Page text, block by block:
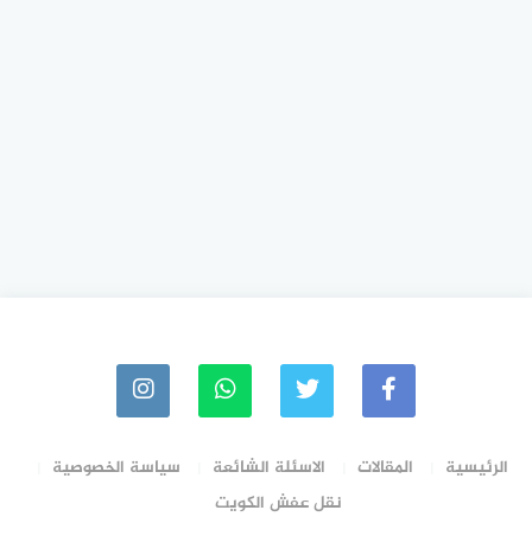
الرئيسية المقالات الاسئلة الشائعة
سياسة الخصوصية
نقل عفش الكويت